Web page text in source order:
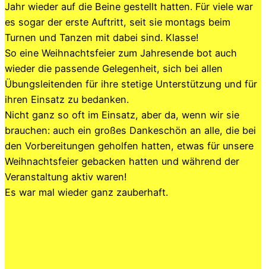
Jahr wieder auf die Beine gestellt hatten. Für viele war
es sogar der erste Auftritt, seit sie montags beim
Turnen und Tanzen mit dabei sind. Klasse!
So eine Weihnachtsfeier zum Jahresende bot auch
wieder die passende Gelegenheit, sich bei allen
Übungsleitenden für ihre stetige Unterstützung und für
ihren Einsatz zu bedanken.
Nicht ganz so oft im Einsatz, aber da, wenn wir sie
brauchen: auch ein großes Dankeschön an alle, die bei
den Vorbereitungen geholfen hatten, etwas für unsere
Weihnachtsfeier gebacken hatten und während der
Veranstaltung aktiv waren!
Es war mal wieder ganz zauberhaft.